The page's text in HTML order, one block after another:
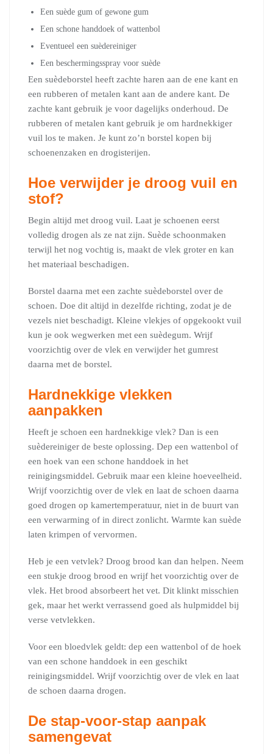
Een suède gum of gewone gum
Een schone handdoek of wattenbol
Eventueel een suèdereiniger
Een beschermingsspray voor suède
Een suèdeborstel heeft zachte haren aan de ene kant en
een rubberen of metalen kant aan de andere kant. De
zachte kant gebruik je voor dagelijks onderhoud. De
rubberen of metalen kant gebruik je om hardnekkiger
vuil los te maken. Je kunt zo’n borstel kopen bij
schoenenzaken en drogisterijen.
Hoe verwijder je droog vuil en
stof?
Begin altijd met droog vuil. Laat je schoenen eerst
volledig drogen als ze nat zijn. Suède schoonmaken
terwijl het nog vochtig is, maakt de vlek groter en kan
het materiaal beschadigen.
Borstel daarna met een zachte suèdeborstel over de
schoen. Doe dit altijd in dezelfde richting, zodat je de
vezels niet beschadigt. Kleine vlekjes of opgekookt vuil
kun je ook wegwerken met een suèdegum. Wrijf
voorzichtig over de vlek en verwijder het gumrest
daarna met de borstel.
Hardnekkige vlekken
aanpakken
Heeft je schoen een hardnekkige vlek? Dan is een
suèdereiniger de beste oplossing. Dep een wattenbol of
een hoek van een schone handdoek in het
reinigingsmiddel. Gebruik maar een kleine hoeveelheid.
Wrijf voorzichtig over de vlek en laat de schoen daarna
goed drogen op kamertemperatuur, niet in de buurt van
een verwarming of in direct zonlicht. Warmte kan suède
laten krimpen of vervormen.
Heb je een vetvlek? Droog brood kan dan helpen. Neem
een stukje droog brood en wrijf het voorzichtig over de
vlek. Het brood absorbeert het vet. Dit klinkt misschien
gek, maar het werkt verrassend goed als hulpmiddel bij
verse vetvlekken.
Voor een bloedvlek geldt: dep een wattenbol of de hoek
van een schone handdoek in een geschikt
reinigingsmiddel. Wrijf voorzichtig over de vlek en laat
de schoen daarna drogen.
De stap-voor-stap aanpak
samengevat